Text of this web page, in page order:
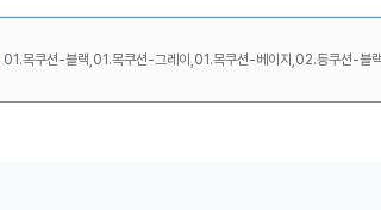
01.목쿠션-블랙,01.목쿠션-그레이,01.목쿠션-베이지,02.등쿠션-블